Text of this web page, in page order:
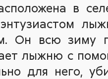
в
Он всю зиму
лыжню с
для него,